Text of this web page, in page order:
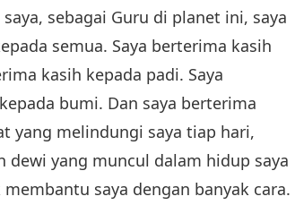
sebagai Guru di planet ini, saya
semua. Saya berterima kasih
kasih kepada padi. Saya
bumi. Dan saya berterima
yang melindungi saya tiap hari,
dewi yang muncul dalam hidup saya
saya dengan banyak cara.